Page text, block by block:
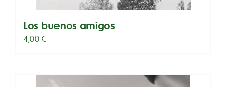
Los buenos amigos
4,00€